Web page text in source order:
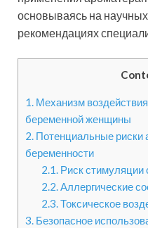
основываясь на
рекомендациях
1. Механизм
беременной женщины
2. Потенциальные риски
беременности
2.1.Риск стимуляции
2.2.Аллергические
2.3.Токсическое
3. Безопасное